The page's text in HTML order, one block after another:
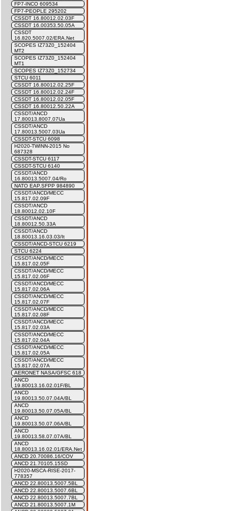
FP7-INCO 609534
FP7-PEOPLE 295202
CSSDT 16.80012.02.03F
CSSDT 16.00353.50.05A
CSSDT
16.820.5007.02/ERA.Net
SCOPES IZ73Z0_152404
MT2
SCOPES IZ73Z0_152404
MT1
SCOPES IZ73Z0_152734
STCU 6011
CSSDT 16.80012.02.25F
CSSDT 16.80012.02.24F
CSSDT 16.80012.02.05F
CSSDT 16.80012.50.22A
CSSDT/ANCD
17.80013.8007.07Ua
CSSDT/ANCD
17.80013.5007.03Ua
CSSDT-STCU 6098
H2020-TWINN-2015 No
687328
CSSDT-STCU 6117
CSSDT-STCU 6140
CSSDT/ANCD
16.80013.5007.04/Ro
NATO EAP.SFPP 984890
CSSDT/ANCD/MECC
15.817.02.09F
CSSDT/ANCD
18.80012.02.10F
CSSDT/ANCD
18.80012.50.33A
CSSDT/ANCD
18.80013.16.03.03/It
CSSDT/ANCD-STCU 6219
STCU 6224
CSSDT/ANCD/MECC
15.817.02.05F
CSSDT/ANCD/MECC
15.817.02.06F
CSSDT/ANCD/MECC
15.817.02.06A
CSSDT/ANCD/MECC
15.817.02.07F
CSSDT/ANCD/MECC
15.817.02.08F
CSSDT/ANCD/MECC
15.817.02.03A
CSSDT/ANCD/MECC
15.817.02.04A
CSSDT/ANCD/MECC
15.817.02.05A
CSSDT/ANCD/MECC
15.817.02.07A
AERONET NASA/GFSC 618
ANCD
19.80013.16.02.01F/BL
ANCD
19.80013.50.07.04A/BL
ANCD
19.80013.50.07.05A/BL
ANCD
19.80013.50.07.06A/BL
ANCD
19.80013.58.07.07A/BL
ANCD
18.80013.16.02.01/ERA.Net
ANCD 20.70086.16/COV
ANCD 21.70105.15SD
H2020-MSCA-RISE-2017-
778357
ANCD 22.80013.5007.5BL
ANCD 22.80013.5007.6BL
ANCD 22.80013.5007.7BL
ANCD 21.80013.5007.1M